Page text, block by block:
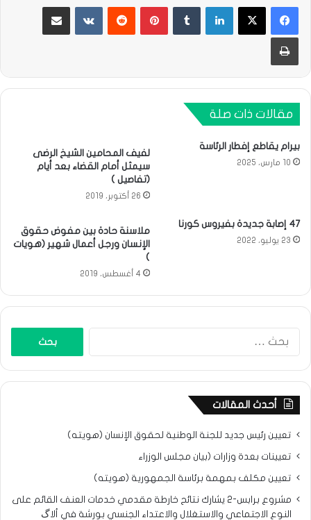
لينكدإن بينتيريست مشاركة عبر البريد
طباعة
مقالات ذات صلة
بيرام يقاطع إفطار الرئاسة
10 مارس، 2025
لفيف المحامين الشيخ الرضى
سيمثل أمام القضاء بعد أيام
(تفاصيل )
26 أكتوبر، 2019
47 إصابة جديدة بفيروس كورنا
23 يوليو، 2022
ملاسنة حادة بين مفوض حقوق
الإنسان ورجل أعمال شهير (هويات
)
4 أغسطس، 2019
أحدث المقالات
تعيين رئيس جديد للجنة الوطنية لحقوق الإنسان (هويته)
تعيينات بعدة وزارات (بيان مجلس الوزراء
تعيين مكلف بمهمة برئاسة الجمهورية (هويته)
مشروع برابس-2 يشارك نتائح خارطة مقدمي خدمات العنف القائم على
النوع الاجتماعي والاستغلال والاعتداء الجنسي بورشة في ألاگ